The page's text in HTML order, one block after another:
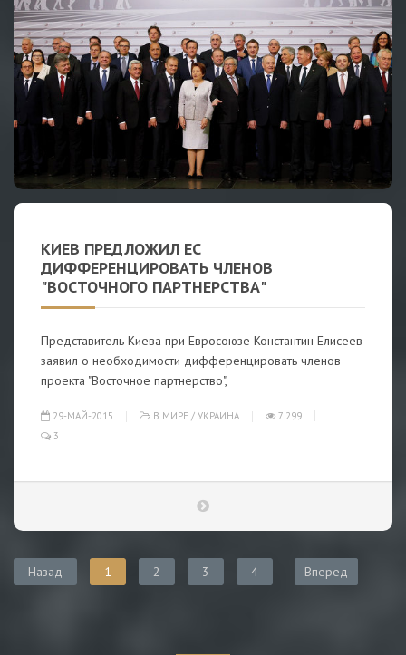
КИЕВ ПРЕДЛОЖИЛ ЕС
ДИФФЕРЕНЦИРОВАТЬ ЧЛЕНОВ
"ВОСТОЧНОГО ПАРТНЕРСТВА"
Представитель Киева при Евросоюзе Константин Елисеев
заявил о необходимости дифференцировать членов
проекта "Восточное партнерство",
29-МАЙ-2015 В МИРЕ / УКРАИНА
7 299
3
Назад 1 2 3 4 Вперед